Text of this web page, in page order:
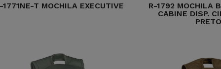
1771NE-T MOCHILA EXECUTIVE
R-1792 MOCHILA
CABINE DISP.
PRETO